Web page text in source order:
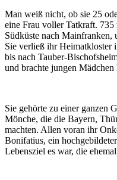
Man weiß nicht, ob sie 25
eine Frau voller Tatkraft.
Südküste nach Mainfranken,
Sie verließ ihr Heimatkloster
bis nach Tauber-
und brachte jungen Mädchen
Sie gehörte zu einer ganzen
Mönche, die die Bayern,
machten. Allen voran ihr
Bonifatius, ein
Lebensziel es war, die